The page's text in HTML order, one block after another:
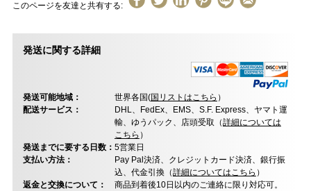
このページを友達と共有する:
発送に関する詳細
発送可能地域： 世界各国(国リストはこちら ）
配送サービス：
DHL、FedEx、EMS、S.F. Express、ヤマト運
輸、ゆうパック、店頭受取（詳細については
こちら ）
発送までに要する日数： 5営業日
支払い方法：
Pay Pal決済、クレジットカード決済、銀行振
込、代金引換（詳細についてはこちら ）
返金と交換について：
商品到着後10日以内のご連絡に限り対応可。